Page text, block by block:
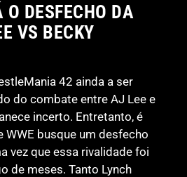
O DESFECHO DA
VS BECKY
42 ainda a ser
do combate entre AJ Lee e
incerto. Entretanto, é
WWE busque um desfecho
vez que essa rivalidade foi
de meses. Tanto Lynch